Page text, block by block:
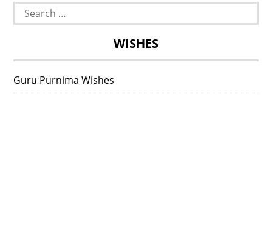
Search
for:
WISHES
Guru Purnima Wishes